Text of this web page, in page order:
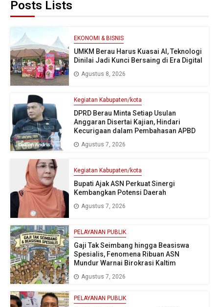
Posts Lists
EKONOMI & BISNIS
UMKM Berau Harus Kuasai AI, Teknologi
Dinilai Jadi Kunci Bersaing di Era Digital
Agustus 8, 2026
Kegiatan Kabupaten/kota
DPRD Berau Minta Setiap Usulan
Anggaran Disertai Kajian, Hindari
Kecurigaan dalam Pembahasan APBD
Agustus 7, 2026
Kegiatan Kabupaten/kota
Bupati Ajak ASN Perkuat Sinergi
Kembangkan Potensi Daerah
Agustus 7, 2026
PELAYANAN PUBLIK
Gaji Tak Seimbang hingga Beasiswa
Spesialis, Fenomena Ribuan ASN
Mundur Warnai Birokrasi Kaltim
Agustus 7, 2026
PELAYANAN PUBLIK